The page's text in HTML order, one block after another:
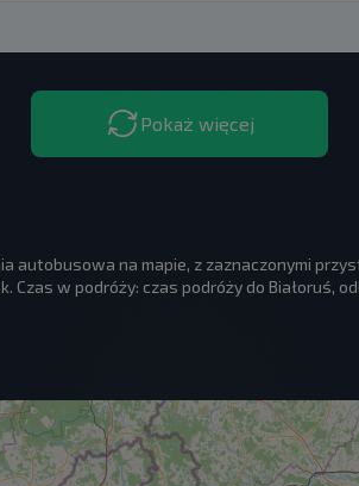
Pokaż więcej
autobusowa na mapie, z zaznaczonymi
w podróży: czas podróży do Białoruś,